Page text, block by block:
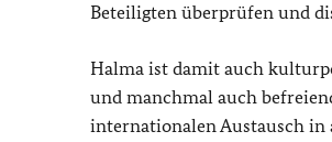
Beteiligten überprüfen und
Halma ist damit auch
und manchmal auch
internationalen Austausch in